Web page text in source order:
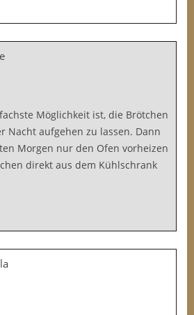
Möglichkeit ist, die Brötchen
Nacht aufgehen zu lassen. Dann
Morgen nur den Ofen vorheizen
direkt aus dem Kühlschrank